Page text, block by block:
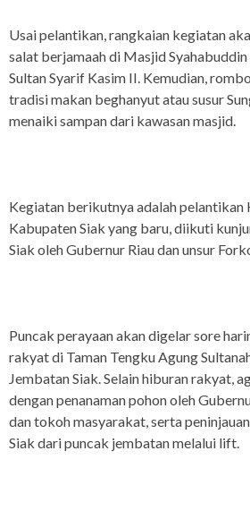
Usai pelantikan, rangkaian kegiatan
salat berjamaah di Masjid
Sultan Syarif Kasim II. Kemudian,
tradisi makan beghanyut atau susur
menaiki sampan dari kawasan masjid.
Kegiatan berikutnya adalah pelantikan
Kabupaten Siak yang baru, diikuti
Siak oleh Gubernur Riau dan unsur
Puncak perayaan akan digelar sore
rakyat di Taman Tengku Agung
Jembatan Siak. Selain hiburan rakyat,
dengan penanaman pohon oleh
dan tokoh masyarakat, serta
Siak dari puncak jembatan melalui lift.